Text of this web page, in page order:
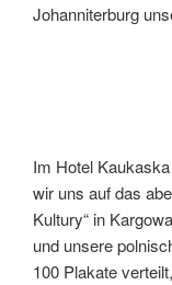
Johanniterburg
Im Hotel
wir uns auf das
Kultury“ in
und unsere
100 Plakate